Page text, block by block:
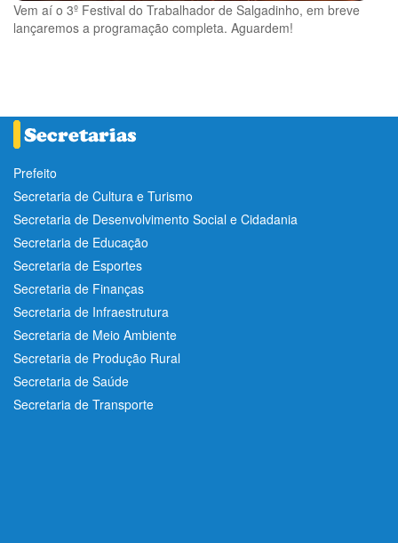
Vem aí o 3º Festival do Trabalhador de Salgadinho, em breve
lançaremos a programação completa. Aguardem!
Prefeito
Secretaria de Cultura e Turismo
Secretaria de Desenvolvimento Social e Cidadania
Secretaria de Educação
Secretaria de Esportes
Secretaria de Finanças
Secretaria de Infraestrutura
Secretaria de Meio Ambiente
Secretaria de Produção Rural
Secretaria de Saúde
Secretaria de Transporte